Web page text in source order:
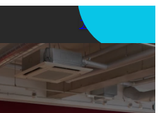
アプリを使う